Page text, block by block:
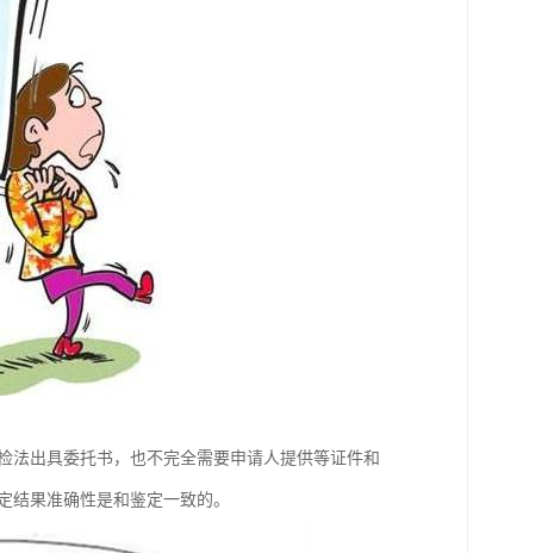
法出具委托书，也不完全需要申请人提供等证件和
果准确性是和鉴定一致的。